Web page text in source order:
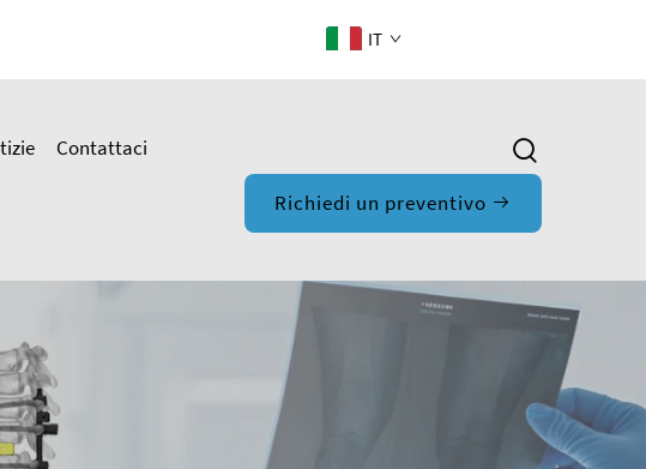
IT
Contattaci
Richiedi un preventivo